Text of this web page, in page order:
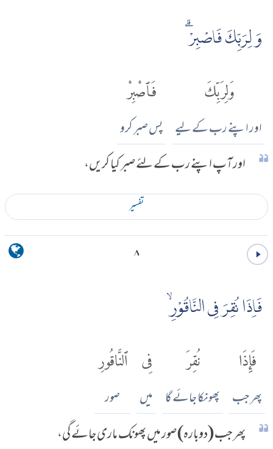
وَ لِرَبِّكَ فَاصْبِرْۗ
وَلِرَبِّكَ
اور اپنے رب کے لیے
فَٱصْبِرْ
پس صبر کرو
اور آپ اپنے رب کے لئے صبر کیا کریں،
تفسير
۸
فَاِذَا نُقِرَ فِى النَّاقُوْرِۙ
فَإِذَا
پھر جب
نُقِرَ
پھونکا جائے گا
فِى
میں
ٱلنَّاقُورِ
صور
پھر جب (دوبارہ) صور میں پھونک ماری جائے گی،